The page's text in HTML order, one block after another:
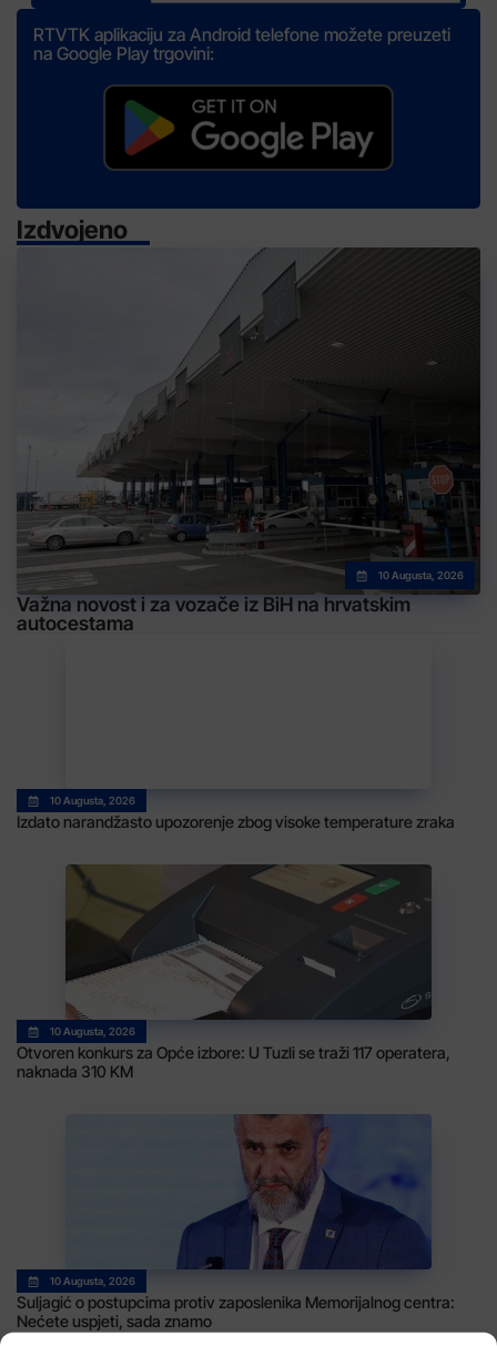
RTVTK aplikaciju za Android telefone možete preuzeti
na Google Play trgovini:
Izdvojeno
10 Augusta, 2026
Važna novost i za vozače iz BiH na hrvatskim
autocestama
10 Augusta, 2026
Izdato narandžasto upozorenje zbog visoke temperature zraka
10 Augusta, 2026
Otvoren konkurs za Opće izbore: U Tuzli se traži 117 operatera,
naknada 310 KM
10 Augusta, 2026
Suljagić o postupcima protiv zaposlenika Memorijalnog centra:
Nećete uspjeti, sada znamo